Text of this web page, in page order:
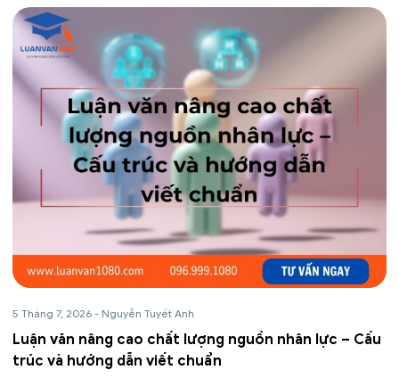
5 Tháng 7, 2026 - Nguyễn Tuyết Anh
Luận văn nâng cao chất lượng nguồn nhân lực – Cấu
trúc và hướng dẫn viết chuẩn